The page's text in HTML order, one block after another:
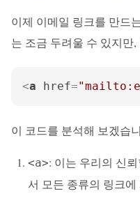
이제 이메일 링크를 만드
는 조금 두려울 수 있지만
<a href=
이 코드를 분석해 보겠습
<a>: 이는 우리의 신
서 모든 종류의 링크